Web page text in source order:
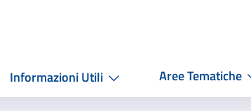
Informazioni Utili Aree Tematiche